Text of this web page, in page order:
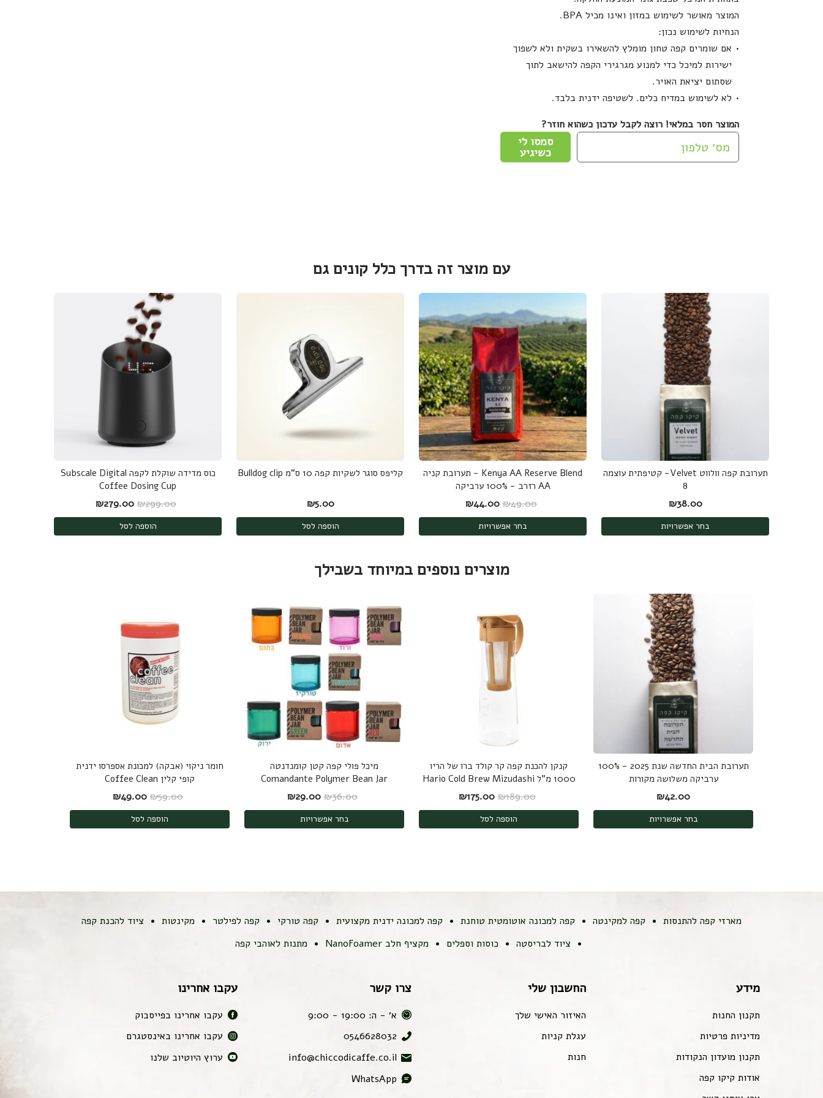
המוצר מאושר לשימוש במזון ואינו מכיל BPA.
הנחיות לשימוש נכון:
אם שומרים קפה טחון מומלץ להשאירו בשקית ולא לשפוך
ישירות למיכל כדי למנוע מגרגירי הקפה להישאב לתוך
שסתום יציאת האויר.
לא לשימוש במדיח כלים. לשטיפה ידנית בלבד.
המוצר חסר במלאי! רוצה לקבל עדכון כשהוא חוזר?
סמסו לי
כשיגיע
עם מוצר זה בדרך כלל קונים גם
תערובת קפה וולווט Velvet- קטיפתית עוצמה
8
₪38.00
בחר אפשרויות
Kenya AA Reserve Blend - תערובת קניה
AA רזרב - 100% ערביקה
₪49.00 המחיר המקורי היה: ₪49.00.
₪44.00 המחיר הנוכחי הוא: ₪44.00.
בחר אפשרויות
קליפס סוגר לשקיות קפה 10 ס"מ Bulldog clip
₪5.00
הוספה לסל
כוס מדידה שוקלת לקפה Subscale Digital
Coffee Dosing Cup
₪299.00 המחיר המקורי היה: ₪299.00.
₪279.00 המחיר הנוכחי הוא: ₪279.00.
הוספה לסל
מוצרים נוספים במיוחד בשבילך
תערובת הבית החדשה שנת 2025 - 100%
ערביקה משלושה מקורות
₪42.00
בחר אפשרויות
קנקן להכנת קפה קר קולד ברו של הריו
1000 מ"ל Hario Cold Brew Mizudashi
₪189.00 המחיר המקורי היה: ₪189.00.
₪175.00 המחיר הנוכחי הוא: ₪175.00.
הוספה לסל
מיכל פולי קפה קטן קומנדנטה
Comandante Polymer Bean Jar
₪36.00 המחיר המקורי היה: ₪36.00.
₪29.00 המחיר הנוכחי הוא: ₪29.00.
בחר אפשרויות
חומר ניקוי (אבקה) למכונת אספרסו ידנית
קופי קלין Coffee Clean
₪59.00 המחיר המקורי היה: ₪59.00.
₪49.00 המחיר הנוכחי הוא: ₪49.00.
הוספה לסל
מארזי קפה להתנסות קפה למקינטה קפה למכונה אוטומטית טוחנת קפה למכונה ידנית מקצועית קפה טורקי קפה לפילטר מקינטות
ציוד להכנת קפה
ציוד לבריסטה
כוסות וספלים מקציף חלב NanoFoamer מתנות לאוהבי קפה
מידע
תקנון החנות
מדיניות פרטיות
תקנון מועדון הנקודות
אודות קיקו קפה
החשבון שלי
האיזור האישי שלך
עגלת קניות
חנות
צרו קשר
א׳ - ה: 19:00 - 9:00
0546628032
info@chiccodicaffe.co.il
WhatsApp
עקבו אחרינו
עקבו אחרינו בפייסבוק
עקבו אחרינו באינסטגרם
ערוץ היוטיוב שלנו